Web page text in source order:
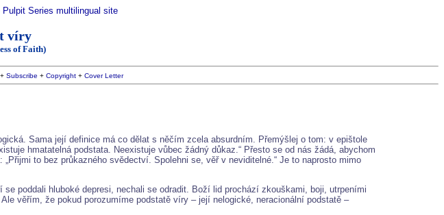
víry
of Faith)
Subscribe + Copyright+ Cover Letter
Sama její definice má co dělat s něčím zcela absurdním. Přemýšlej o tom: v epištole
hmatatelná podstata. Neexistuje vůbec žádný důkaz.“ Přesto se od nás žádá, abychom
to bez průkazného svědectví. Spolehni se, věř v neviditelné.“ Je to naprosto mimo
poddali hluboké depresi, nechali se odradit. Boží lid prochází zkouškami, boji, utrpeními
věřím, že pokud porozumíme podstatě víry – její nelogické, neracionální podstatě –